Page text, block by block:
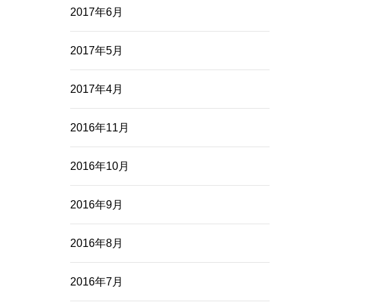
2017年6月
2017年5月
2017年4月
2016年11月
2016年10月
2016年9月
2016年8月
2016年7月